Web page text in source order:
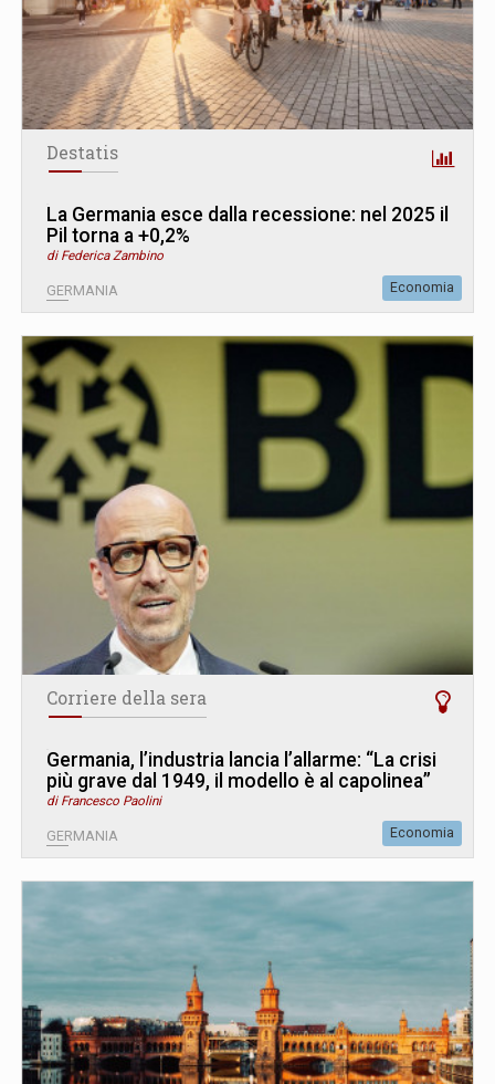
Destatis
La Germania esce dalla recessione: nel 2025 il
Pil torna a +0,2%
di Federica Zambino
GERMANIA Economia
Corriere della sera
Germania, l’industria lancia l’allarme: “La crisi
più grave dal 1949, il modello è al capolinea”
di Francesco Paolini
GERMANIA Economia